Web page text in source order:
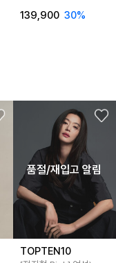
139,900 30%
품절/재입고 알림
TOPTEN10